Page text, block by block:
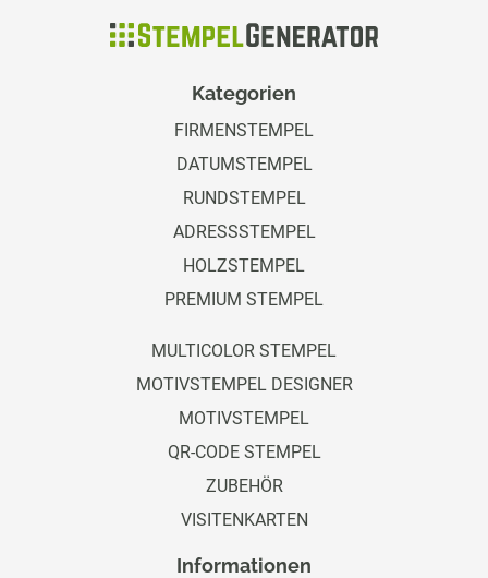
Kategorien
FIRMENSTEMPEL
DATUMSTEMPEL
RUNDSTEMPEL
ADRESSSTEMPEL
HOLZSTEMPEL
PREMIUM STEMPEL
MULTICOLOR STEMPEL
MOTIVSTEMPEL DESIGNER
MOTIVSTEMPEL
QR-CODE STEMPEL
ZUBEHÖR
VISITENKARTEN
Informationen